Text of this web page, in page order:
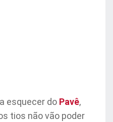
esquecer do Pavê,
tios não vão poder